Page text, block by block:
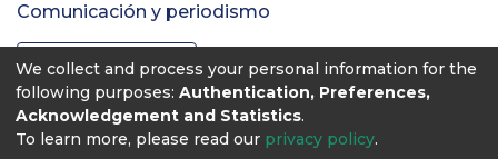
Comunicación y periodismo
Full item page
We collect and process your personal information for the
following purposes: Authentication, Preferences,
Acknowledgement and Statistics.
To learn more, please read our privacy policy.